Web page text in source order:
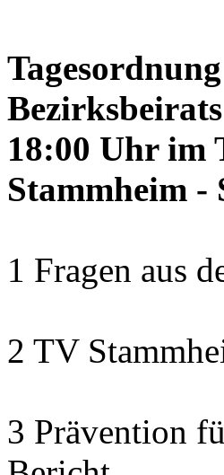
18:00 Uhr im
Stammheim -
1 Fragen aus
2 TV
3 Prävention